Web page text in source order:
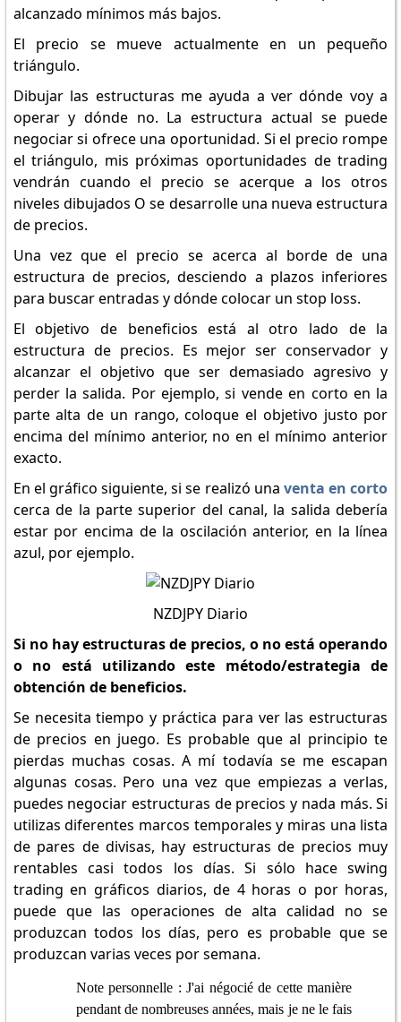
alcanzado mínimos más bajos.
El precio se mueve actualmente en un pequeño
triángulo.
Dibujar las estructuras me ayuda a ver dónde voy a
operar y dónde no. La estructura actual se puede
negociar si ofrece una oportunidad. Si el precio rompe
el triángulo, mis próximas oportunidades de trading
vendrán cuando el precio se acerque a los otros
niveles dibujados O se desarrolle una nueva estructura
de precios.
Una vez que el precio se acerca al borde de una
estructura de precios, desciendo a plazos inferiores
para buscar entradas y dónde colocar un stop loss.
El objetivo de beneficios está al otro lado de la
estructura de precios. Es mejor ser conservador y
alcanzar el objetivo que ser demasiado agresivo y
perder la salida. Por ejemplo, si vende en corto en la
parte alta de un rango, coloque el objetivo justo por
encima del mínimo anterior, no en el mínimo anterior
exacto.
En el gráfico siguiente, si se realizó una venta en corto
cerca de la parte superior del canal, la salida debería
estar por encima de la oscilación anterior, en la línea
azul, por ejemplo.
NZDJPY Diario
Si no hay estructuras de precios, o no está operando
o no está utilizando este método/estrategia de
obtención de beneficios.
Se necesita tiempo y práctica para ver las estructuras
de precios en juego. Es probable que al principio te
pierdas muchas cosas. A mí todavía se me escapan
algunas cosas. Pero una vez que empiezas a verlas,
puedes negociar estructuras de precios y nada más. Si
utilizas diferentes marcos temporales y miras una lista
de pares de divisas, hay estructuras de precios muy
rentables casi todos los días. Si sólo hace swing
trading en gráficos diarios, de 4 horas o por horas,
puede que las operaciones de alta calidad no se
produzcan todos los días, pero es probable que se
produzcan varias veces por semana.
Note personnelle : J'ai négocié de cette manière
pendant de nombreuses années, mais je ne le fais